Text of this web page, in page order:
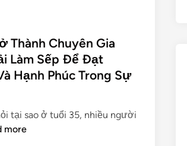
Thành Chuyên Gia
Làm Sếp Để Đạt
Hạnh Phúc Trong Sự
tại sao ở tuổi 35, nhiều người
more